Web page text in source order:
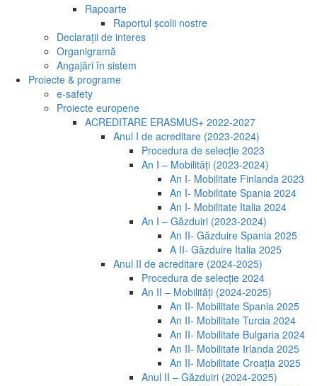
Rapoarte
Raportul școlii nostre
Declarații de interes
Organigramă
Angajări în sistem
Proiecte & programe
e-safety
Proiecte europene
ACREDITARE ERASMUS+ 2022-2027
Anul I de acreditare (2023-2024)
Procedura de selecție 2023
An I – Mobilități (2023-2024)
An I- Mobilitate Finlanda 2023
An I- Mobilitate Spania 2024
An I- Mobilitate Italia 2024
An I – Găzduiri (2023-2024)
An II- Găzduire Spania 2025
A II- Găzduire Italia 2025
Anul II de acreditare (2024-2025)
Procedura de selecție 2024
An II – Mobilități (2024-2025)
An II- Mobilitate Spania 2025
An II- Mobilitate Turcia 2024
An II- Mobilitate Bulgaria 2024
An II- Mobilitate Irlanda 2025
An II- Mobilitate Croația 2025
Anul II – Găzduiri (2024-2025)